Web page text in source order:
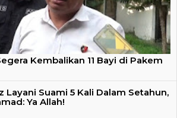
Kembalikan 11 Bayi di Pakem
Layani Suami 5 Kali Dalam Setahun,
Ya Allah!